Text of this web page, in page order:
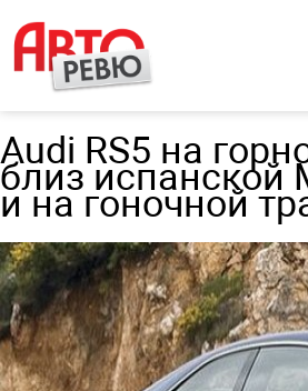
Audi RS5 на
близ испанской
и на гоночной